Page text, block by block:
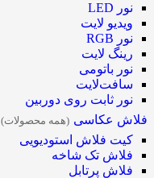
نور LED
ویدیو لایت
نور RGB
رینگ لایت
نور باتومی
سافت‌لایت
نور ثابت روی دوربین
فلاش عکاسی (همه محصولات)
کیت فلاش استودیویی
فلاش تک شاخه
فلاش پرتابل